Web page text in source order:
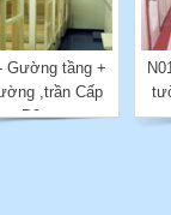
Gường tầng +
,trần Cấp
B0